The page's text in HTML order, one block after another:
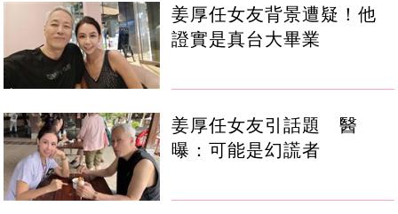
姜厚任女友背景遭疑！他
證實是真台大畢業
姜厚任女友引話題 醫
曝：可能是幻謊者